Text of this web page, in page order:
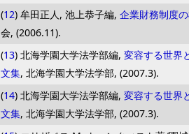
(12) 牟田正人, 池上恭子編, 企業財務制度
会, (2006.11).
(13) 北海学園大学法学部編, 変容する世界
文集, 北海学園大学法学部, (2007.3).
(14) 北海学園大学法学部編, 変容する世界
文集, 北海学園大学法学部, (2007.3).